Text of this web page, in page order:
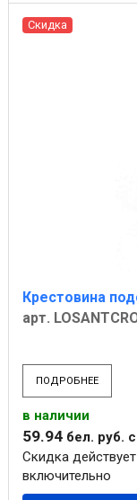
Скидка
Крестовина
арт.
ПОДРОБНЕЕ
в наличии
59.94 бел. руб.
Скидка
включительно